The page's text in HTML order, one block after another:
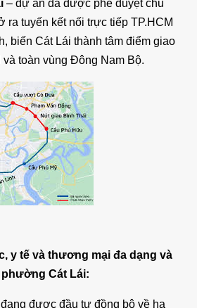
– dự án đã được phê duyệt chủ
ra tuyến kết nối trực tiếp TP.HCM
biến Cát Lái thành tâm điểm giao
toàn vùng Đông Nam Bộ.
y tế và thương mại đa dạng và
Cát Lái:
được đầu tư đồng bộ về hạ